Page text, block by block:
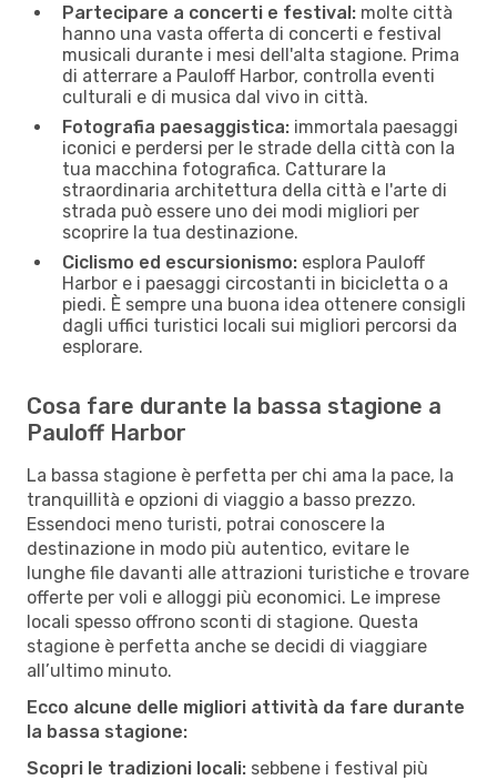
Partecipare a concerti e festival: molte città
hanno una vasta offerta di concerti e festival
musicali durante i mesi dell'alta stagione. Prima
di atterrare a Pauloff Harbor, controlla eventi
culturali e di musica dal vivo in città.
Fotografia paesaggistica: immortala paesaggi
iconici e perdersi per le strade della città con la
tua macchina fotografica. Catturare la
straordinaria architettura della città e l'arte di
strada può essere uno dei modi migliori per
scoprire la tua destinazione.
Ciclismo ed escursionismo: esplora Pauloff
Harbor e i paesaggi circostanti in bicicletta o a
piedi. È sempre una buona idea ottenere consigli
dagli uffici turistici locali sui migliori percorsi da
esplorare.
Cosa fare durante la bassa stagione a
Pauloff Harbor
La bassa stagione è perfetta per chi ama la pace, la
tranquillità e opzioni di viaggio a basso prezzo.
Essendoci meno turisti, potrai conoscere la
destinazione in modo più autentico, evitare le
lunghe file davanti alle attrazioni turistiche e trovare
offerte per voli e alloggi più economici. Le imprese
locali spesso offrono sconti di stagione. Questa
stagione è perfetta anche se decidi di viaggiare
all’ultimo minuto.
Ecco alcune delle migliori attività da fare durante
la bassa stagione:
Scopri le tradizioni locali: sebbene i festival più